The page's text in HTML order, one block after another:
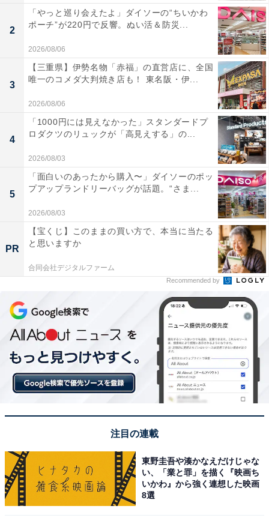
2
「やっと巡り会えたよ」ダイソーの“ちいかわ
ポーチ”が220円で反響。ぬい活＆防災...
2026/08/06
3
【三重県】伊勢名物「赤福」の直営店に、全国
唯一のコメダ大判焼き店も！ 東名阪・伊...
2026/08/06
4
「1000円には見えなかった」スタンダードプ
ロダクツのリュックが「高見えする」の...
2026/08/03
5
「面白いのあったから購入〜」ダイソーのポッ
プアップランドリーバッグが話題。“さま...
2026/08/03
PR
【宝くじ】このままの買い方で、本当に当たる
と思いますか
合同会社デジタルファーム
Recommended by
注目の連載
東野圭吾や湊かなえだけじゃな
い、「業と罪」を描く『映画ち
いかわ』から強く連想した映画
8選